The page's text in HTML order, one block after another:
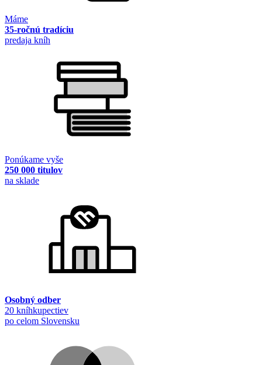
Máme
35-ročnú tradíciu
predaja kníh
Ponúkame vyše
250 000 titulov
na sklade
Osobný odber
20 kníhkupectiev
po celom Slovensku